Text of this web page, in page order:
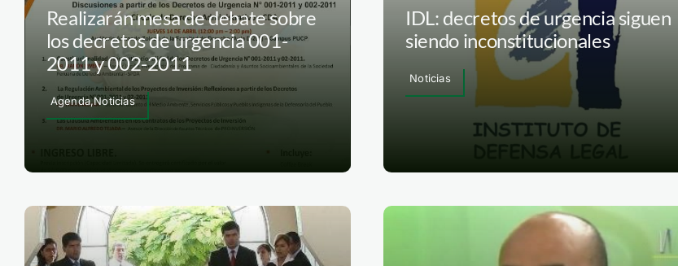
Realizarán mesa de debate sobre
los decretos de urgencia 001-
2011 y 002-2011
Agenda,Noticias
IDL: decretos de urgencia siguen
siendo inconstitucionales
Noticias